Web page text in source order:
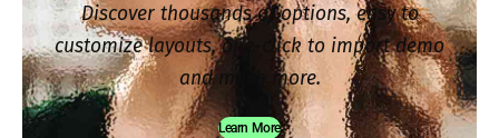
Discover thousands of options, easy to
customize layouts, one-click to import demo
and much more.
Learn More